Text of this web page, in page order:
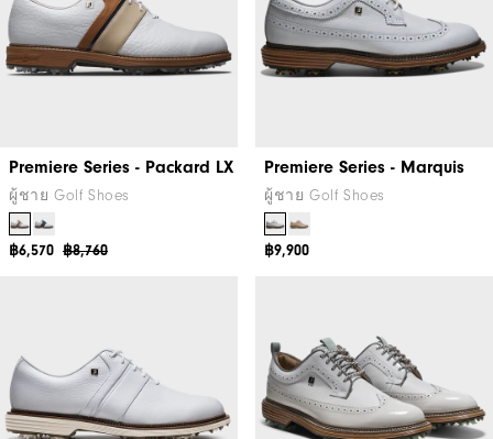
Premiere Series - Packard LX
ผู้ชาย Golf Shoes
฿8,760
฿6,570
Premiere Series - Marquis
ผู้ชาย Golf Shoes
฿9,900